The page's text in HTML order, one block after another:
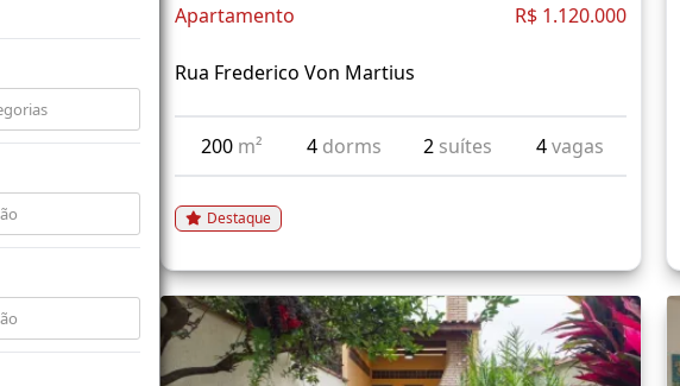
Apartamento R$ 1.120.000
Rua Frederico Von Martius
200 m² 4 dorms 2 suítes 4vagas
Destaque